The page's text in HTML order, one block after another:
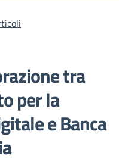
tra
per la
e Banca